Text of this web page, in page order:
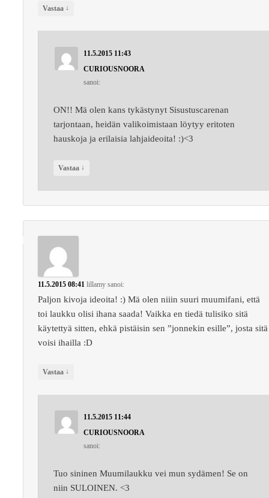
Vastaa ↓
11.5.2015 11:43
CURIOUSNOORA
sanoi:
ON!! Mä olen kans tykästynyt Sisustuscarenan
tarjontaan, heidän valikoimistaan löytyy eritoten
hauskoja ja erilaisia lahjaideoita! :)<3
Vastaa ↓
11.5.2015 08:41 lillamy sanoi:
Paljon kivoja ideoita! :) Mä olen niiin suuri muumifani, että
toi laukku olisi ihana saada! Vaikka en tiedä tulisiko sitä
käytettyä sitten, ehkä pistäisin sen ”jonnekin esille”, josta sitä
voisi ihailla :D
Vastaa ↓
11.5.2015 11:44
CURIOUSNOORA
sanoi:
Tuo sininen Muumilaukku vei mun sydämen! Se on
niin SULOINEN. <3